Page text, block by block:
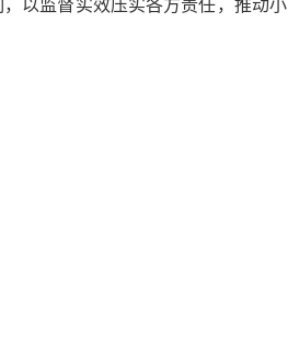
以监督实效压实各方责任，推动小